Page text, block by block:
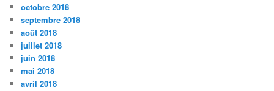
octobre 2018
septembre 2018
août 2018
juillet 2018
juin 2018
mai 2018
avril 2018